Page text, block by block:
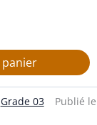
Grade 03 Publié